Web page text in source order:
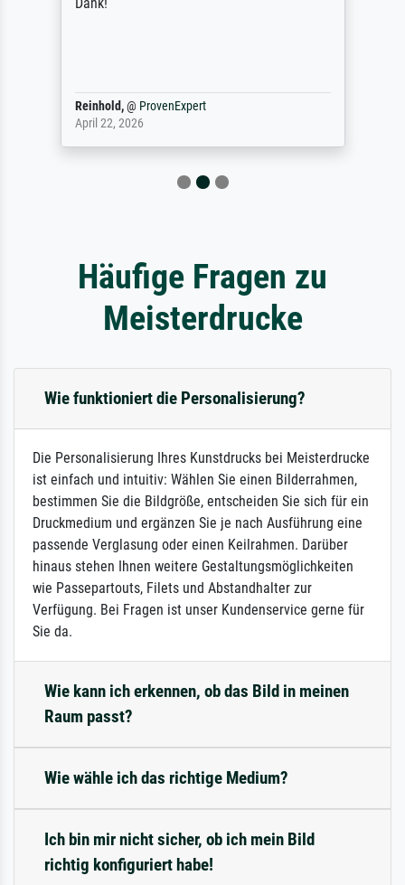
Reinhold,@ ProvenExpert
April 22, 2026
Häufige Fragen zu
Meisterdrucke
Wie funktioniert die Personalisierung?
Die Personalisierung Ihres Kunstdrucks bei Meisterdrucke
ist einfach und intuitiv: Wählen Sie einen Bilderrahmen,
bestimmen Sie die Bildgröße, entscheiden Sie sich für ein
Druckmedium und ergänzen Sie je nach Ausführung eine
passende Verglasung oder einen Keilrahmen. Darüber
hinaus stehen Ihnen weitere Gestaltungsmöglichkeiten
wie Passepartouts, Filets und Abstandhalter zur
Verfügung. Bei Fragen ist unser Kundenservice gerne für
Sie da.
Wie kann ich erkennen, ob das Bild in meinen
Raum passt?
Wie wähle ich das richtige Medium?
Ich bin mir nicht sicher, ob ich mein Bild
richtig konfiguriert habe!